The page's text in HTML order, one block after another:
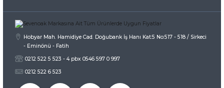
Hobyar Mah. Hamidiye Cad. Doğubank İş Hanı Kat:5 No:517 - 518 / Sirkeci
- Eminönü - Fatih
0212 522 5 523 - 4 pbx 0546 597 0 997
0212 522 6 523